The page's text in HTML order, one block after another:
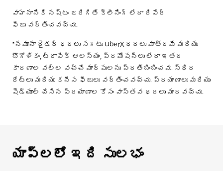
వాహనానికి నష్టం జరిగితే క్లీనింగ్ లేదా రిపేర్
ఫీజు వర్తించవచ్చు.
*నమూనా రైడర్ ధరలు సగటు UberX ధరలు మాత్రమే మరియు
భౌగోళికం, ట్రాఫిక్ ఆలస్యం, ప్రమోషన్లు లేదా ఇతర
కారణాల వల్ల వచ్చే మార్పులను ప్రతిబింబించవు. స్థిర
రేట్లు మరియు కనీస ఫీజులు వర్తించవచ్చు. ప్రయాణాలు మరియు
షెడ్యూల్ చేసిన ప్రయాణాల కోసం వాస్తవ ధరలు మారవచ్చు.
యాప్‌లలో ఇది సులభం